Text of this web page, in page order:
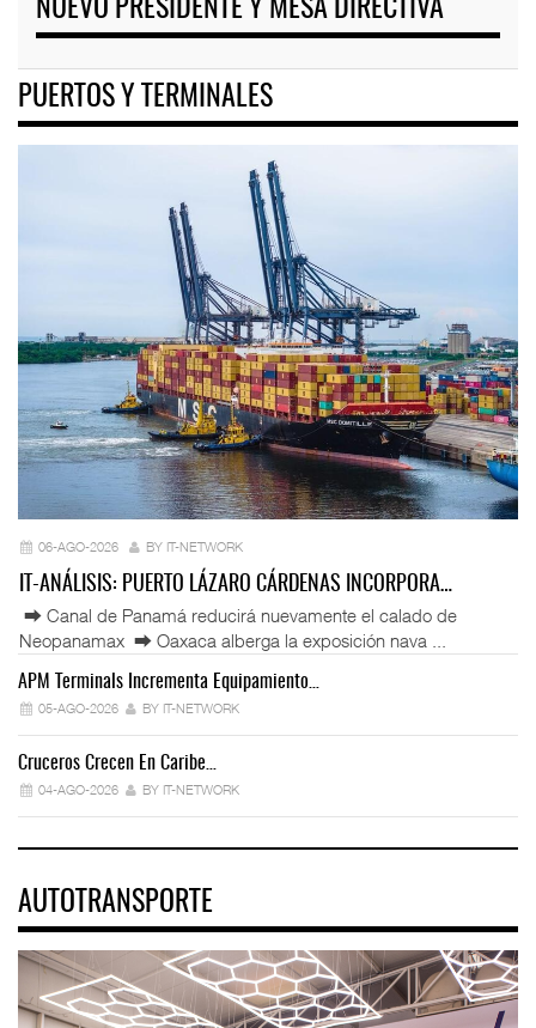
NUEVO PRESIDENTE Y MESA DIRECTIVA
PUERTOS Y TERMINALES
06-AGO-2026 BY IT-NETWORK
IT-ANÁLISIS: PUERTO LÁZARO CÁRDENAS INCORPORA…
⮕ Canal de Panamá reducirá nuevamente el calado de
Neopanamax ⮕ Oaxaca alberga la exposición nava ...
APM Terminals Incrementa Equipamiento…
05-AGO-2026 BY IT-NETWORK
Cruceros Crecen En Caribe…
04-AGO-2026 BY IT-NETWORK
AUTOTRANSPORTE